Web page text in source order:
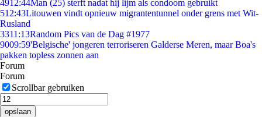
4912:44Man (25) sterft nadat hij lijm als condoom gebruikt
512:43Litouwen vindt opnieuw migrantentunnel onder grens met Wit-
Rusland
3311:13Random Pics van de Dag #1977
9009:59'Belgische' jongeren terroriseren Galderse Meren, maar Boa's
pakken topless zonnen aan
Forum
Forum
Scrollbar gebruiken
opslaan